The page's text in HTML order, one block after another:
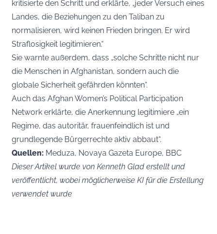
kritisierte den Schritt und erklärte, „jeder Versuch eines
Landes, die Beziehungen zu den Taliban zu
normalisieren, wird keinen Frieden bringen. Er wird
Straflosigkeit legitimieren.“
Sie warnte außerdem, dass „solche Schritte nicht nur
die Menschen in Afghanistan, sondern auch die
globale Sicherheit gefährden könnten“.
Auch das Afghan Women’s Political Participation
Network erklärte, die Anerkennung legitimiere „ein
Regime, das autoritär, frauenfeindlich ist und
grundlegende Bürgerrechte aktiv abbaut“.
Quellen: Meduza, Novaya Gazeta Europe, BBC
Dieser Artikel wurde von Kenneth Glad erstellt und
veröffentlicht, wobei möglicherweise KI für die Erstellung
verwendet wurde